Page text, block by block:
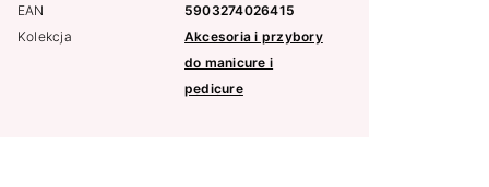
EAN
5903274026415
Kolekcja
Akcesoria i przybory
do manicure i
pedicure